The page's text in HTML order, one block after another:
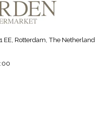
EE, Rotterdam, The Netherland